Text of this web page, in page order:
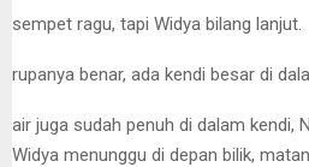
sempet ragu, tapi Widya bilang lanjut.
rupanya benar, ada kendi besar di
air juga sudah penuh di dalam kendi,
Widya menunggu di depan bilik,